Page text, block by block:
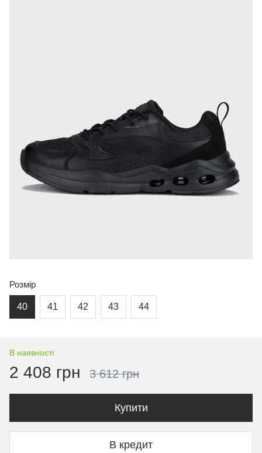
Розмір
40 41 42 43 44
В наявності
2 408 грн 3 612 грн
Купити
В кредит